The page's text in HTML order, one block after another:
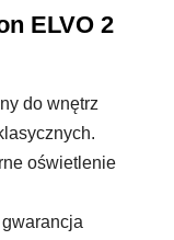
ELVO 2
do wnętrz
oświetlenie